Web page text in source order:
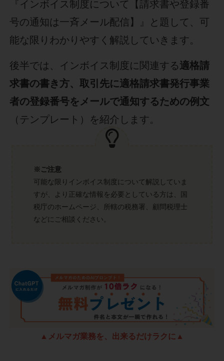
『インボイス制度について【請求書や登録番
号の通知は一斉メール配信】』と題して、可
能な限りわかりやすく解説していきます。
後半では、インボイス制度に関連する適格請
求書の書き方、取引先に適格請求書発行事業
者の登録番号をメールで通知するための例文
（テンプレート）を紹介します。
※ご注意
可能な限りインボイス制度について解説していま
すが、より正確な情報を必要としている方は、国
税庁のホームページ、所轄の税務署、顧問税理士
などにご相談ください。
▲メルマガ業務を、出来るだけラクに▲